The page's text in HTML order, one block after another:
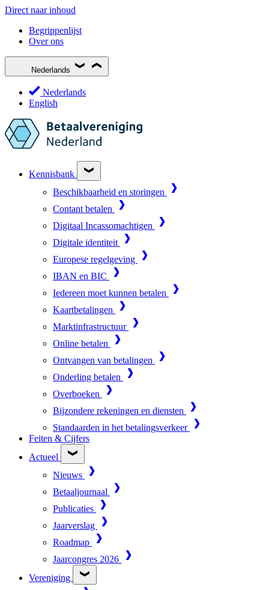
Direct naar inhoud
Begrippenlijst
Over ons
Nederlands
Nederlands
English
Kennisbank
Beschikbaarheid en storingen
Contant betalen
Digitaal Incassomachtigen
Digitale identiteit
Europese regelgeving
IBAN en BIC
Iedereen moet kunnen betalen
Kaartbetalingen
Marktinfrastructuur
Online betalen
Ontvangen van betalingen
Onderling betalen
Overboeken
Bijzondere rekeningen en diensten
Standaarden in het betalingsverkeer
Feiten & Cijfers
Actueel
Nieuws
Betaaljournaal
Publicaties
Jaarverslag
Roadmap
Jaarcongres 2026
Vereniging